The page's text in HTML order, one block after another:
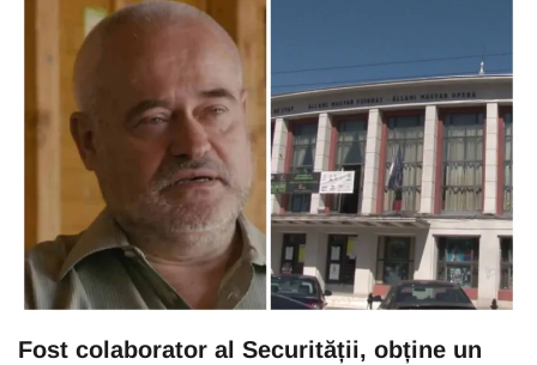
Fost colaborator al Securității, obține un